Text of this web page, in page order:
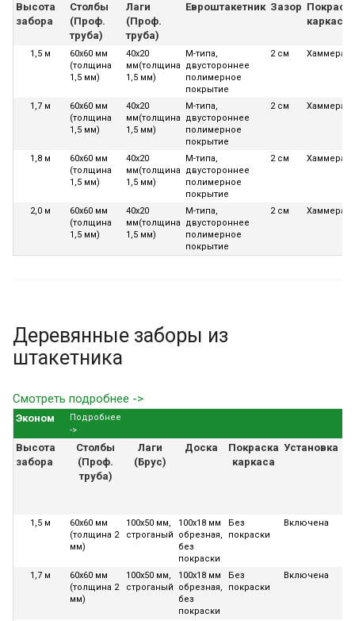
Высота
забора
Столбы
(Проф.
труба)
Лаги
(Проф.
труба)
Евроштакетник Зазор
каркаса
1,5 м
60х60 мм
(толщина
1,5 мм)
40х20
мм(толщина
1,5 мм)
М-типа,
двустороннее
полимерное
покрытие
2 см Хаммерайт
1,7 м
60х60 мм
(толщина
1,5 мм)
40х20
мм(толщина
1,5 мм)
М-типа,
двустороннее
полимерное
покрытие
2 см Хаммерайт
1,8 м
60х60 мм
(толщина
1,5 мм)
40х20
мм(толщина
1,5 мм)
М-типа,
двустороннее
полимерное
покрытие
2 см Хаммерайт
2,0 м
60х60 мм
(толщина
1,5 мм)
40х20
мм(толщина
1,5 мм)
М-типа,
двустороннее
полимерное
покрытие
2 см Хаммерайт
Деревянные заборы из
штакетника
Смотреть подробнее ->
Эконом
Подробнее
->
Высота
забора
Столбы
(Проф.
труба)
Лаги
(Брус)
Доска
Покраска
каркаса
Установка
1,5 м
60х60 мм
(толщина 2
мм)
100х50 мм,
строганый
100х18 мм
обрезная,
без
покраски
Без
покраски
Включена
1,7 м
60х60 мм
(толщина 2
мм)
100х50 мм,
строганый
100х18 мм
обрезная,
без
покраски
Без
покраски
Включена